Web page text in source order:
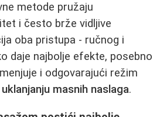
metode pružaju
i često brže vidljive
oba pristupa - ručnog i
daje najbolje efekte, posebno
i odgovarajući režim
uklanjanju masnih naslaga.